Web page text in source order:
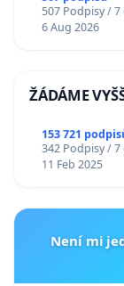
507 Podpisy / 7
6 Aug 2026
ŽÁDÁME
153 721
342 Podpisy / 7
11 Feb 2025
Není mi